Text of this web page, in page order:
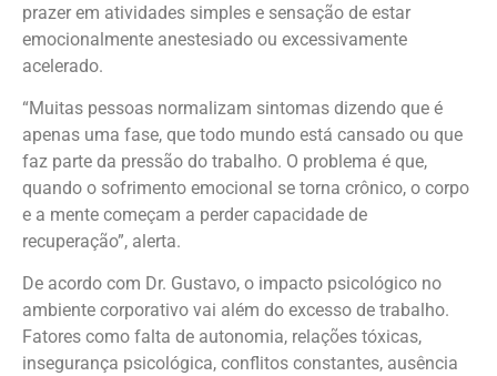
prazer em atividades simples e sensação de estar
emocionalmente anestesiado ou excessivamente
acelerado.
“Muitas pessoas normalizam sintomas dizendo que é
apenas uma fase, que todo mundo está cansado ou que
faz parte da pressão do trabalho. O problema é que,
quando o sofrimento emocional se torna crônico, o corpo
e a mente começam a perder capacidade de
recuperação”, alerta.
De acordo com Dr. Gustavo, o impacto psicológico no
ambiente corporativo vai além do excesso de trabalho.
Fatores como falta de autonomia, relações tóxicas,
insegurança psicológica, conflitos constantes, ausência